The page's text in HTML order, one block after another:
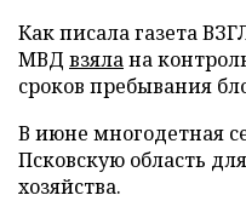
Как писала газета
МВД взялана
сроков пребывания
В июне многодетная
Псковскую область
хозяйства.